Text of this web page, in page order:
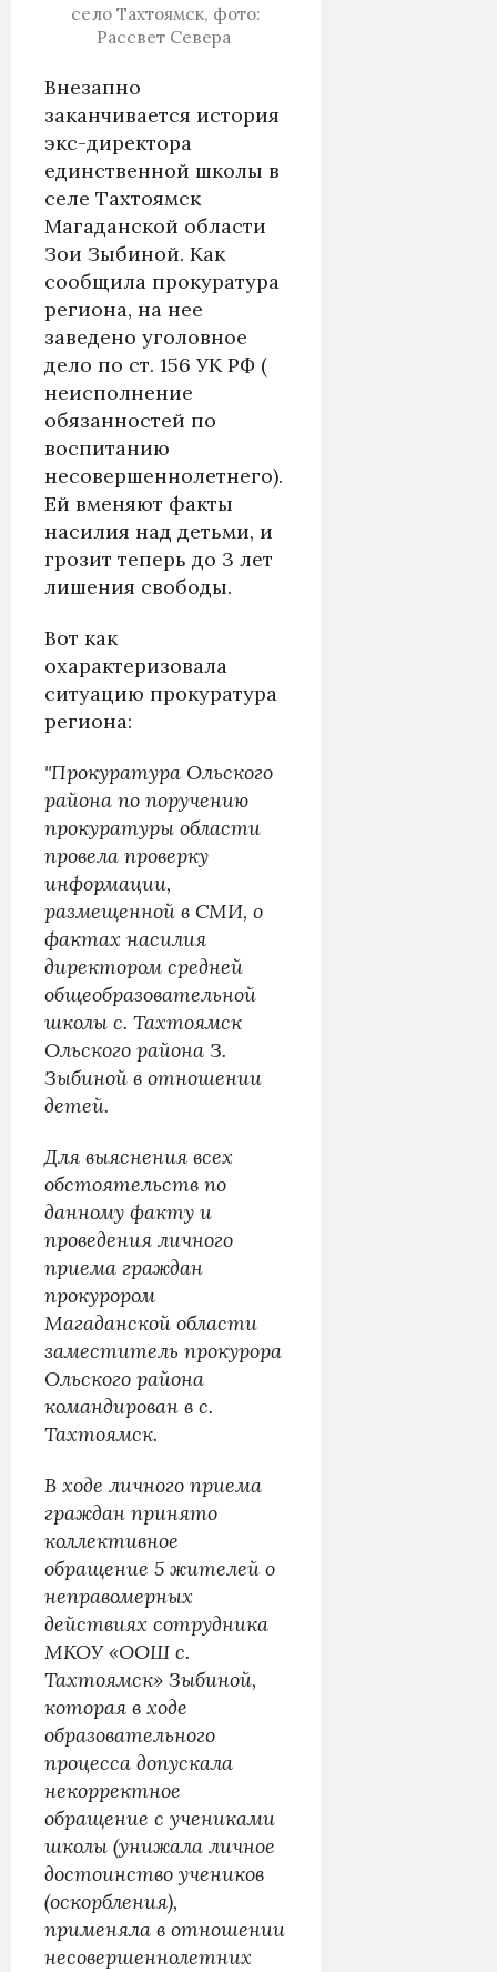
село Тахтоямск, фото:
Рассвет Севера
Внезапно
заканчивается история
экс-директора
единственной школы в
селе Тахтоямск
Магаданской области
Зои Зыбиной. Как
сообщила прокуратура
региона, на нее
заведено уголовное
дело по ст. 156 УК РФ (
неисполнение
обязанностей по
воспитанию
несовершеннолетнего).
Ей вменяют факты
насилия над детьми, и
грозит теперь до 3 лет
лишения свободы.
Вот как
охарактеризовала
ситуацию прокуратура
региона:
"Прокуратура Ольского
района по поручению
прокуратуры области
провела проверку
информации,
размещенной в СМИ, о
фактах насилия
директором средней
общеобразовательной
школы с. Тахтоямск
Ольского района З.
Зыбиной в отношении
детей.
Для выяснения всех
обстоятельств по
данному факту и
проведения личного
приема граждан
прокурором
Магаданской области
заместитель прокурора
Ольского района
командирован в с.
Тахтоямск.
В ходе личного приема
граждан принято
коллективное
обращение 5 жителей о
неправомерных
действиях сотрудника
МКОУ «ООШ с.
Тахтоямск» Зыбиной,
которая в ходе
образовательного
процесса допускала
некорректное
обращение с учениками
школы (унижала личное
достоинство учеников
(оскорбления),
применяла в отношении
несовершеннолетних